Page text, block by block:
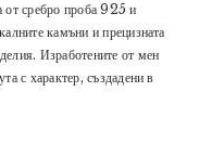
от сребро проба 925 и
камъни и прецизната
Изработените от мен
с характер, създадени в